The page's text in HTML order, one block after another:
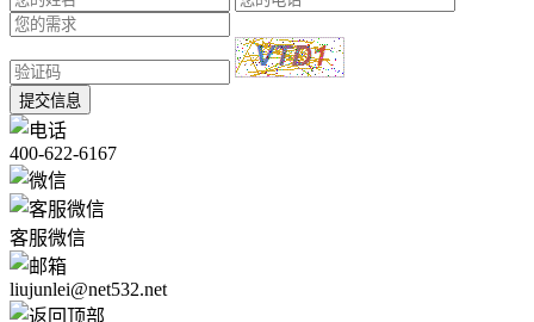
提交信息
400-622-6167
客服微信
liujunlei@net532.net